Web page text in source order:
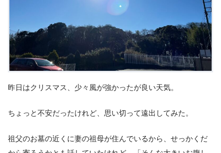
昨日はクリスマス、少々風が強かったが良い天気。
ちょっと不安だったけれど、思い切って遠出してみた。
祖父のお墓の近くに妻の祖母が住んでいるから、せっかくだ